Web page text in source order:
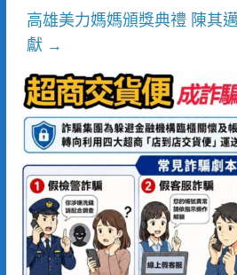
高雄美力媽媽頒獎典禮 陳其
獻 →